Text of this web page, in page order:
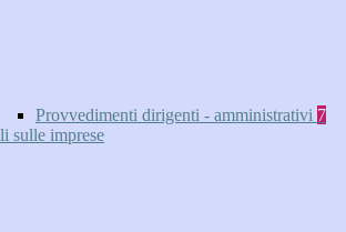
Provvedimenti dirigenti - amministrativi 7
sulle imprese